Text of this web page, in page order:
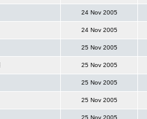
24 Nov 2005
24 Nov 2005
25 Nov 2005
25 Nov 2005
25 Nov 2005
25 Nov 2005
25 Nov 2005